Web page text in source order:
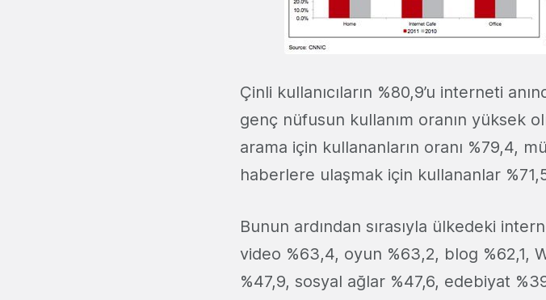
Çinli kullanıcıların %80,9’u interneti
genç nüfusun kullanım oranın yüksek
arama için kullananların oranı %79,4,
haberlere ulaşmak için kullananlar
Bunun ardından sırasıyla ülkedeki
video %63,4, oyun %63,2, blog %62,1,
%47,9, sosyal ağlar %47,6, edebiyat